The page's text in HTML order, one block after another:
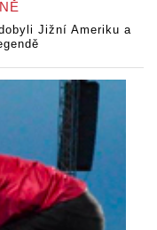
Jižní Ameriku a